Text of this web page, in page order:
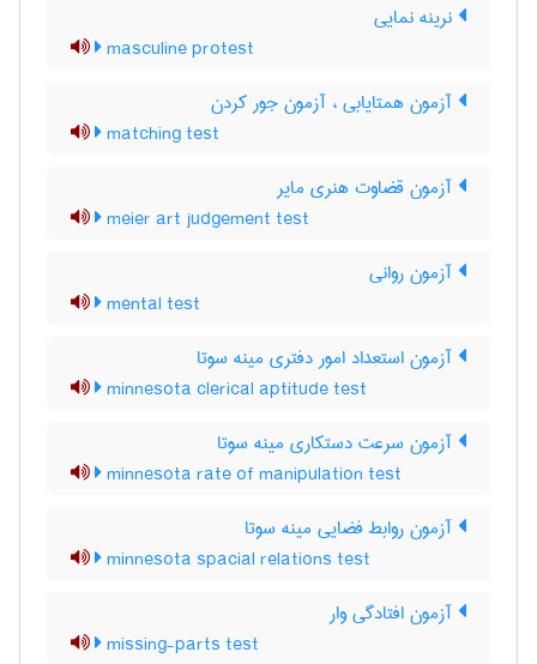
نرینه نمایی
masculine protest
آزمون همتایابی ، آزمون جور کردن
matching test
آزمون قضاوت هنری مایر
meier art judgement test
آزمون روانی
mental test
آزمون استعداد امور دفتری مینه سوتا
minnesota clerical aptitude test
آزمون سرعت دستکاری مینه سوتا
minnesota rate of manipulation test
آزمون روابط فضایی مینه سوتا
minnesota spacial relations test
آزمون افتادگی وار
missing-parts test